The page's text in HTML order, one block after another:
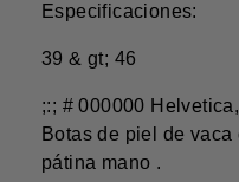
Especificaciones:
39 & gt; 46
;:; # 000000
Botas de piel de
pátina mano .